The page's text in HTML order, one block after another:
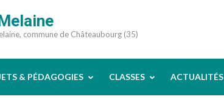
commune de Châteaubourg (35)
& PÉDAGOGIES CLASSES ACTUALITÉS